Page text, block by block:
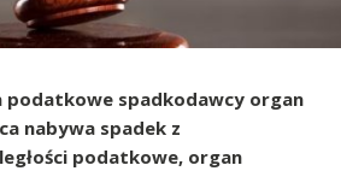
podatkowe spadkodawcy organ
nabywa spadek z
podatkowe, organ